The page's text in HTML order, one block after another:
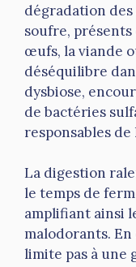
dégradation
soufre, présents
œufs, la viande
déséquilibre
dysbiose,
de bactéries
responsables
La digestion
le temps de
amplifiant ainsi
malodorants.
limite pas à une